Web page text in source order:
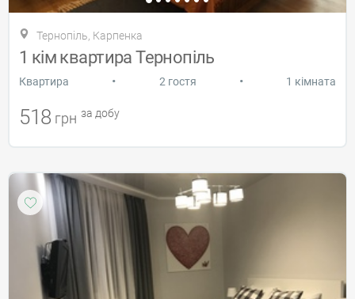
Тернопіль, Карпенка
1 кім квартира Тернопіль
Квартира • 2 гостя • 1 кімната
518 грн за добу